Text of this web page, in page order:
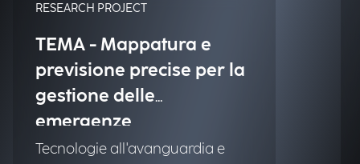
RESEARCH PROJECT
TEMA - Mappatura e
previsione precise per la
gestione delle
emergenze
Tecnologie all'avanguardia e